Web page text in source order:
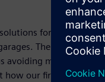
for electric
The key
avoiding multi-vehicle
our fire safety